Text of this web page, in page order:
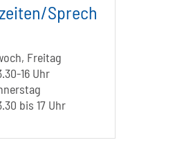
Sprech
Freitag
16 Uhr
bis 17 Uhr